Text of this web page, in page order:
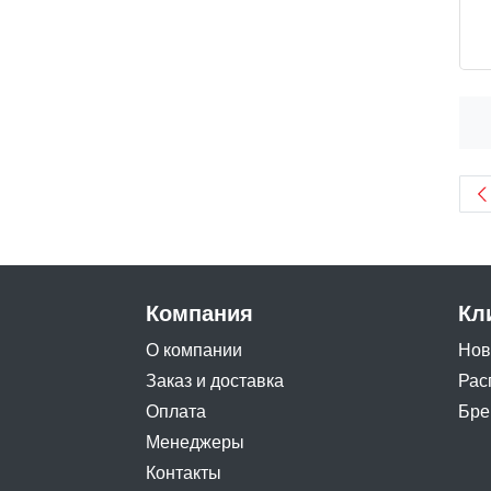
Компания
О компании
Заказ и доставка
Оплата
Менеджеры
Контакты